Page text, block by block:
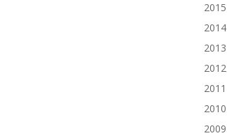
2015
2014
2013
2012
2011
2010
2009